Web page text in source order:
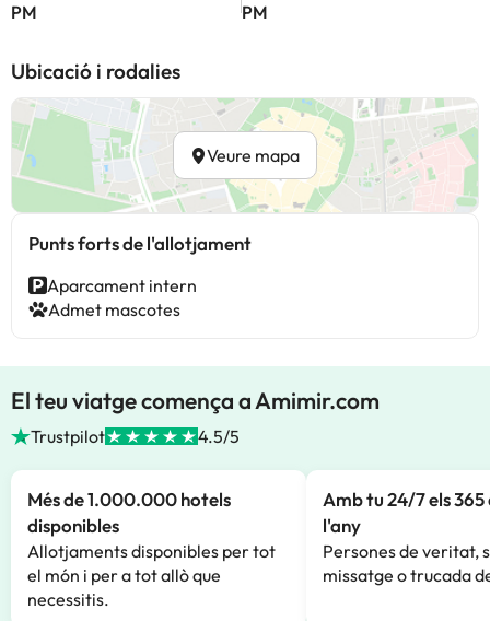
PM
PM
Ubicació i rodalies
Veure mapa
Punts forts de l'allotjament
Aparcament intern
Admet mascotes
El teu viatge comença a Amimir.com
Trustpilot 4.5/5
Més de 1.000.000 hotels
disponibles
Allotjaments disponibles per tot
el món i per a tot allò que
necessitis.
Amb tu 24/7 els 365
l'any
Persones de veritat,
missatge o trucada